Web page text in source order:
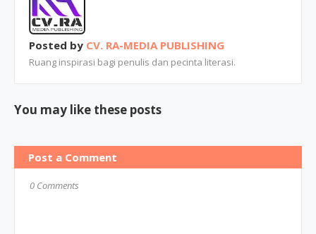
Posted by CV. RA-MEDIA PUBLISHING
Ruang inspirasi bagi penulis dan pecinta literasi.
You may like these posts
Post a Comment
0 Comments